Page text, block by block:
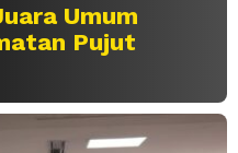
Umum
Pujut